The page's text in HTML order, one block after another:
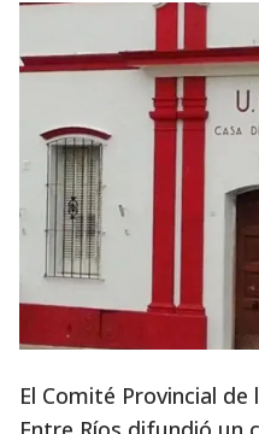
El Comité Provincial de